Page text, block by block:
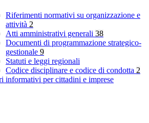
Riferimenti normativi su organizzazione e
attività 2
Atti amministrativi generali 38
Documenti di programmazione strategico-
gestionale 9
Statuti e leggi regionali
Codice disciplinare e codice di condotta 2
informativi per cittadini e imprese